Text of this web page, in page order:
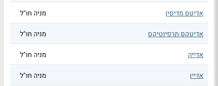
אדיטס מדיסין מניה חו"ל
אדיטקס תרפיוטיקס מניה חו"ל
אדייה מניה חו"ל
אדיין מניה חו"ל